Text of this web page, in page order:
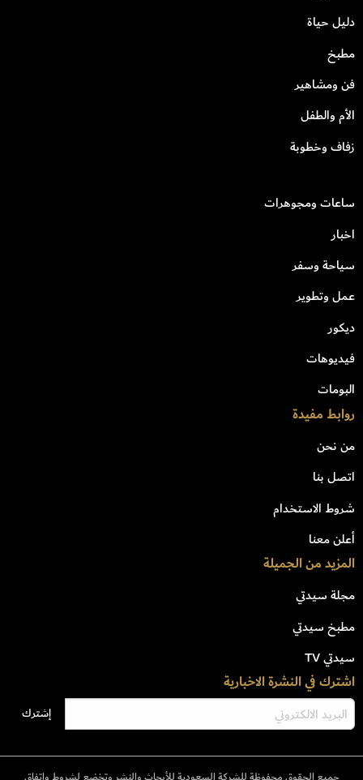
دليل حياة
مطبخ
فن ومشاهير
الأم والطفل
زفاف وخطوبة
ساعات ومجوهرات
اخبار
سياحة وسفر
عمل وتطوير
ديكور
فيديوهات
البومات
روابط مفيدة
من نحن
اتصل بنا
شروط الاستخدام
أعلن معنا
المزيد من الجميلة
مجلة سيدتي
مطبخ سيدتي
سيدتي TV
اشترك في النشرة الاخبارية